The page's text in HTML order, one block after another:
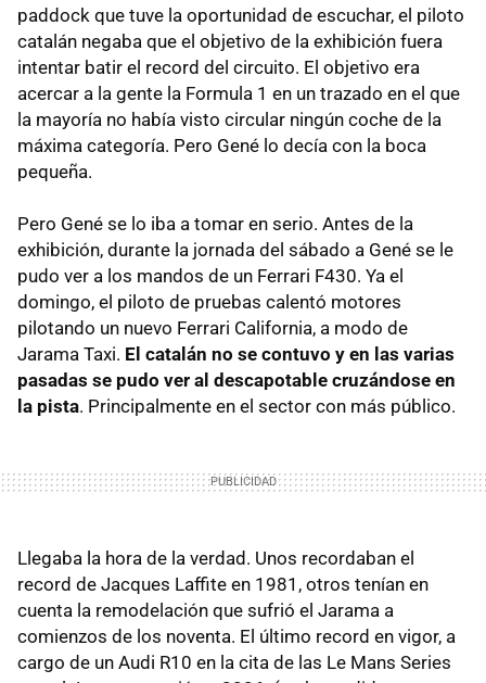
paddock que tuve la oportunidad de escuchar, el piloto
catalán negaba que el objetivo de la exhibición fuera
intentar batir el record del circuito. El objetivo era
acercar a la gente la Formula 1 en un trazado en el que
la mayoría no había visto circular ningún coche de la
máxima categoría. Pero Gené lo decía con la boca
pequeña.
Pero Gené se lo iba a tomar en serio. Antes de la
exhibición, durante la jornada del sábado a Gené se le
pudo ver a los mandos de un Ferrari F430. Ya el
domingo, el piloto de pruebas calentó motores
pilotando un nuevo Ferrari California, a modo de
Jarama Taxi. El catalán no se contuvo y en las varias
pasadas se pudo ver al descapotable cruzándose en
la pista. Principalmente en el sector con más público.
Llegaba la hora de la verdad. Unos recordaban el
record de Jacques Laffite en 1981, otros tenían en
cuenta la remodelación que sufrió el Jarama a
comienzos de los noventa. El último record en vigor, a
cargo de un Audi R10 en la cita de las Le Mans Series